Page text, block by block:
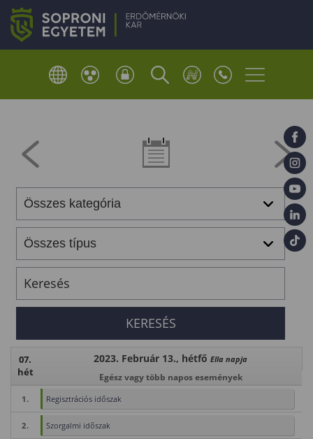
07.
hét
2023. Február 13., hétfő Ella napja
Egész vagy több napos események
1. Regisztrációs időszak
2.
Szorgalmi időszak